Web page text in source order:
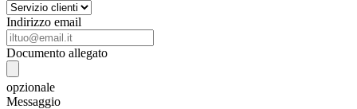
Indirizzo email
Documento allegato
opzionale
Messaggio